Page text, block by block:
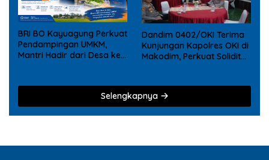
BRI BO Kayuagung Perkuat
Pendampingan UMKM,
Mantri Hadir dari Desa ke
Dandim 0402/OKI Terima
Kunjungan Kapolres OKI di
Makodim, Perkuat Soliditas
Selengkapnya